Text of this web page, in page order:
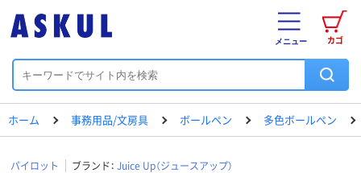
カゴ
メニュー
ホーム 事務用品/文房具 ボールペン 多色ボールペン
パイロット ブランド： Juice Up（ジュースアップ）